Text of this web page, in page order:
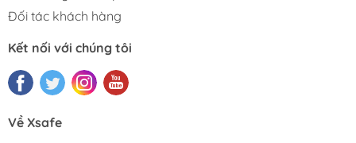
Đối tác khách hàng
Kết nối với chúng tôi
Về Xsafe